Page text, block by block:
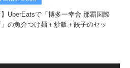
】UberEatsで「博多一幸舎 那覇国際
の魚介つけ麺＋炒飯＋餃子のセッ